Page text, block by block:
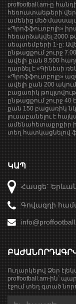
proffootball.am-ը
հեռուստաեթերի
ամենից մեծ
«Պրոֆֆուտբոլի»
հեռարձակվել 2000
սեպտեմբերի 1-ը:
ընթացքում շուրջ
ավելի քան 8.500
դարձել է «Գինեսի
«Պրոֆֆուտբոլը»
ավելի քան 200
բացառիկ
ընթացքում շուրջ 40
քան 150 բացառիկ
լուսաբանելու է
ամենահետաքրքիր
տեղ հատկացնելով
ԿԱՊ
Հասցե`
Գովազդի
Ուղարկելով Ձեր
proffootball.am-ին՝
էջում տեղ գտած